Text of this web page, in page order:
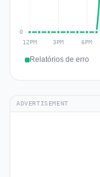
Relatórios de erro
ADVERTISEMENT